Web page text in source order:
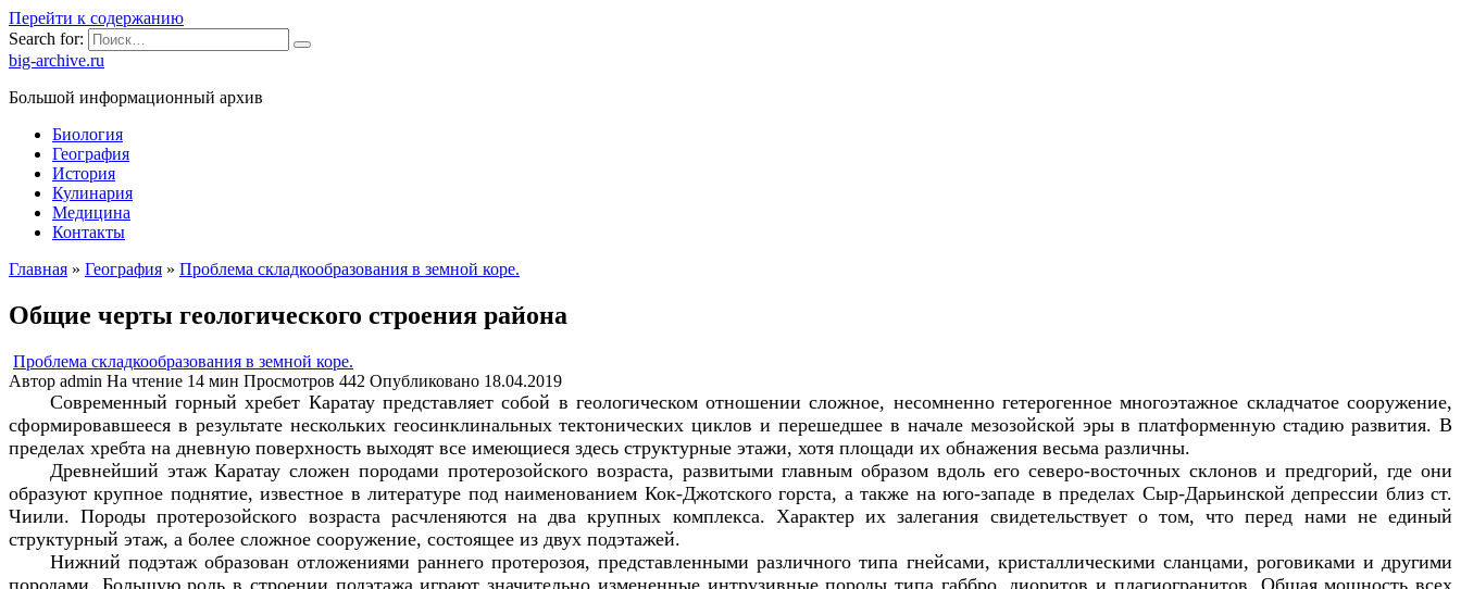
Перейти к содержанию
Search for:
big-archive.ru
Большой информационный архив
Биология
География
История
Кулинария
Медицина
Контакты
Главная » География » Проблема складкообразования в земной коре.
Общие черты геологического строения района
Проблема складкообразования в земной коре.
Автор admin На чтение 14 мин Просмотров 442 Опубликовано 18.04.2019
Современный горный хребет Каратау представляет собой в геологическом отношении сложное, несомненно гетерогенное многоэтажное складчатое сооружение,
сформировавшееся в результате нескольких геосинклинальных тектонических циклов и перешедшее в начале мезозойской эры в платформенную стадию развития. В
пределах хребта на дневную поверхность выходят все имеющиеся здесь структурные этажи, хотя площади их обнажения весьма различны.
Древнейший этаж Каратау сложен породами протерозойского возраста, развитыми главным образом вдоль его северо-восточных склонов и предгорий, где они
образуют крупное поднятие, известное в литературе под наименованием Кок-Джотского горста, а также на юго-западе в пределах Сыр-Дарьинской депрессии близ ст.
Чиили. Породы протерозойского возраста расчленяются на два крупных комплекса. Характер их залегания свидетельствует о том, что перед нами не единый
структурный этаж, а более сложное сооружение, состоящее из двух подэтажей.
Нижний подэтаж образован отложениями раннего протерозоя, представленными различного типа гнейсами, кристаллическими сланцами, роговиками и другими
породами. Большую роль в строении подэтажа играют значительно измененные интрузивные породы типа габбро, диоритов и плагиогранитов. Общая мощность всех